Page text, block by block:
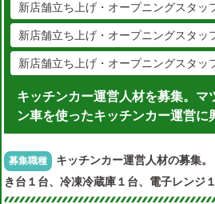
新店舗立ち上げ・オープニングスタッ
新店舗立ち上げ・オープニングスタッ
新店舗立ち上げ・オープニングスタッ
キッチンカー運営人材を募集。
ン車を使ったキッチンカー運営に
募集職種
キッチンカー運営人材の募集
き台１台、冷凍冷蔵庫１台、電子レンジ